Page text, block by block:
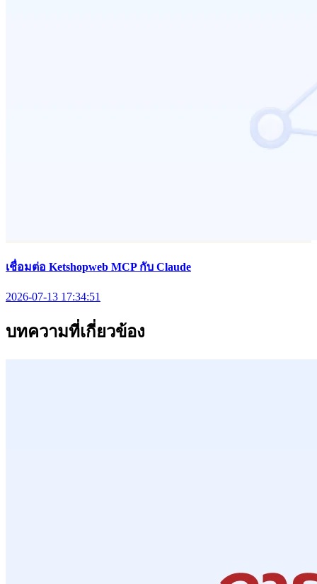
เชื่อมต่อ Ketshopweb MCP กับ Claude
2026-07-13 17:34:51
บทความที่เกี่ยวข้อง